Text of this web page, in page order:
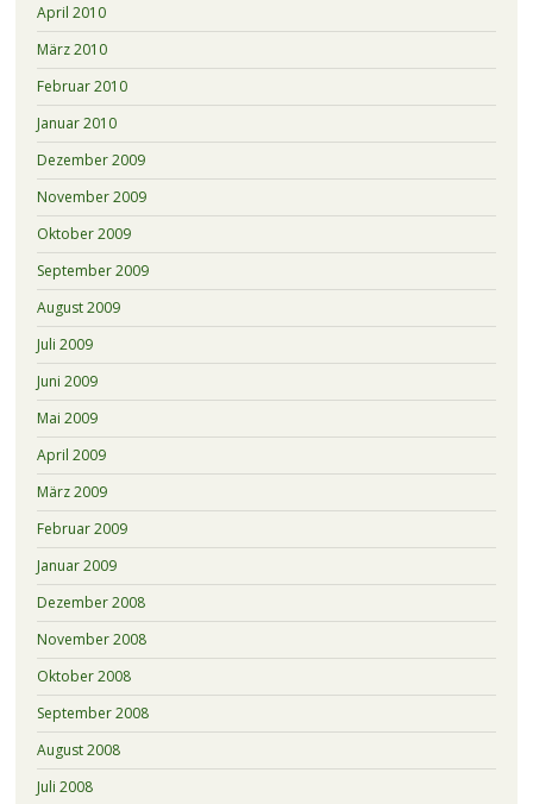
April 2010
März 2010
Februar 2010
Januar 2010
Dezember 2009
November 2009
Oktober 2009
September 2009
August 2009
Juli 2009
Juni 2009
Mai 2009
April 2009
März 2009
Februar 2009
Januar 2009
Dezember 2008
November 2008
Oktober 2008
September 2008
August 2008
Juli 2008